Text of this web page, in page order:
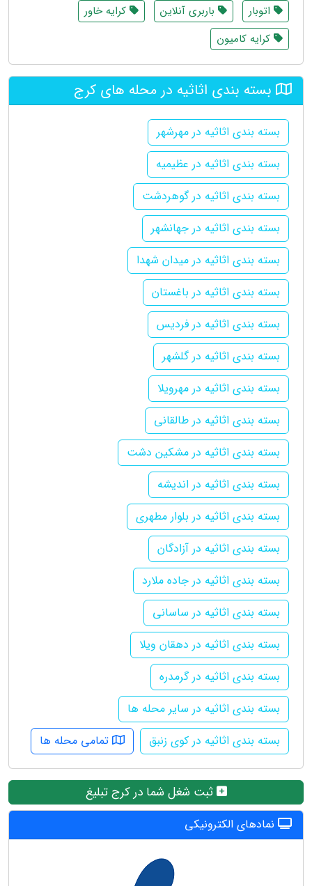
اتوبار باربری آنلاین
کرایه خاور
کرایه کامیون
بسته بندی اثاثیه در محله های کرج
بسته بندی اثاثیه در مهرشهر
بسته بندی اثاثیه در عظیمیه
بسته بندی اثاثیه در گوهردشت
بسته بندی اثاثیه در جهانشهر
بسته بندی اثاثیه در میدان شهدا
بسته بندی اثاثیه در باغستان
بسته بندی اثاثیه در فردیس
بسته بندی اثاثیه در گلشهر
بسته بندی اثاثیه در مهرویلا
بسته بندی اثاثیه در طالقانی
بسته بندی اثاثیه در مشکین دشت
بسته بندی اثاثیه در اندیشه
بسته بندی اثاثیه در بلوار مطهری
بسته بندی اثاثیه در آزادگان
بسته بندی اثاثیه در جاده ملارد
بسته بندی اثاثیه در ساسانی
بسته بندی اثاثیه در دهقان ویلا
بسته بندی اثاثیه در گرمدره
بسته بندی اثاثیه در سایر محله ها
بسته بندی اثاثیه در کوی زنبق
تمامی محله ها
ثبت شغل شما در کرج تبلیغ
نمادهای الکترونیکی